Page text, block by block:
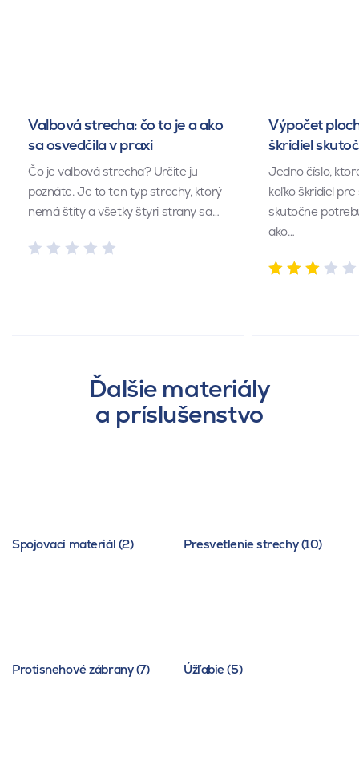
Valbová strecha: čo to je a ako
sa osvedčila v praxi
Čo je valbová strecha? Určite ju
poznáte. Je to ten typ strechy, ktorý
nemá štíty a všetky štyri strany sa…
Výpočet
škridiel
Jedno číslo,
koľko škridiel
skutočne
ako…
Ďalšie materiály
a príslušenstvo
Spojovací materiál (2) Presvetlenie strechy (10)
Protisnehové zábrany (7) Úžľabie (5)